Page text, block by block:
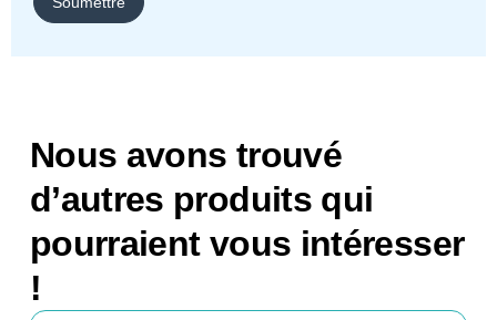
Nous avons trouvé
d’autres produits qui
pourraient vous intéresser
!